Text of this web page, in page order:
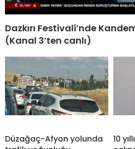
Dazkırı Festivali’nde
(Kanal 3’ten canlı)
Düzağaç-Afyon yolunda
10